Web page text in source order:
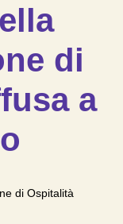
di
a
di Ospitalità